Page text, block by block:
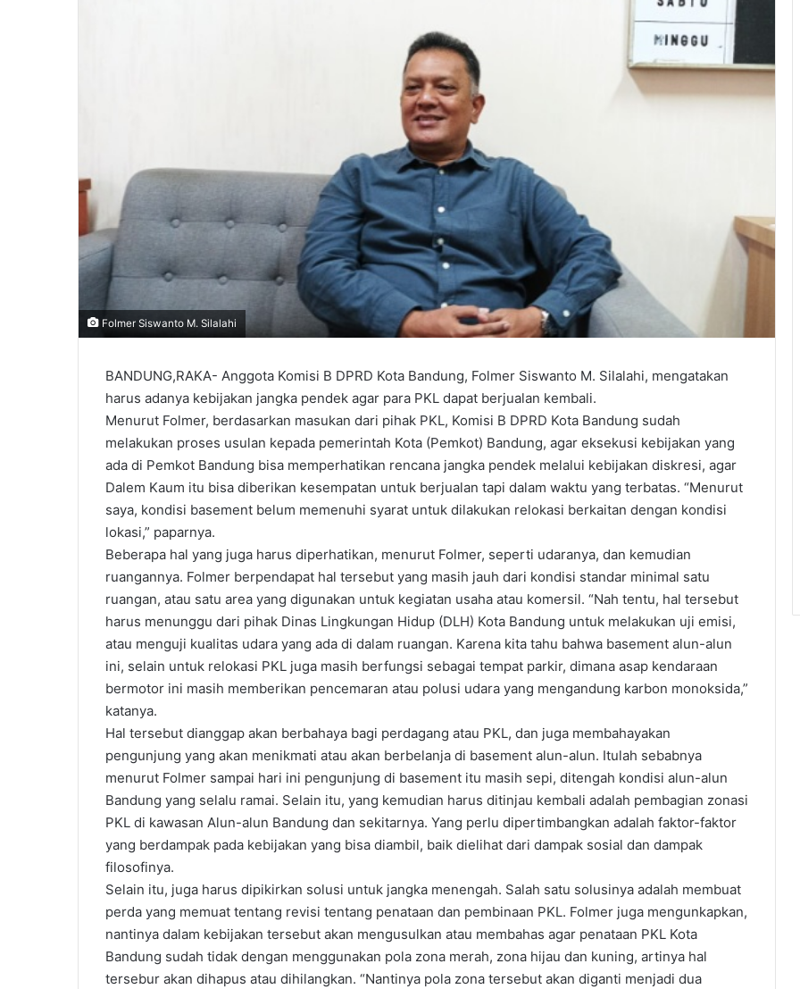
Folmer Siswanto M. Silalahi
BANDUNG,RAKA- Anggota Komisi B DPRD Kota Bandung, Folmer Siswanto M. Silalahi, mengatakan
harus adanya kebijakan jangka pendek agar para PKL dapat berjualan kembali.
Menurut Folmer, berdasarkan masukan dari pihak PKL, Komisi B DPRD Kota Bandung sudah
melakukan proses usulan kepada pemerintah Kota (Pemkot) Bandung, agar eksekusi kebijakan yang
ada di Pemkot Bandung bisa memperhatikan rencana jangka pendek melalui kebijakan diskresi, agar
Dalem Kaum itu bisa diberikan kesempatan untuk berjualan tapi dalam waktu yang terbatas. “Menurut
saya, kondisi basement belum memenuhi syarat untuk dilakukan relokasi berkaitan dengan kondisi
lokasi,” paparnya.
Beberapa hal yang juga harus diperhatikan, menurut Folmer, seperti udaranya, dan kemudian
ruangannya. Folmer berpendapat hal tersebut yang masih jauh dari kondisi standar minimal satu
ruangan, atau satu area yang digunakan untuk kegiatan usaha atau komersil. “Nah tentu, hal tersebut
harus menunggu dari pihak Dinas Lingkungan Hidup (DLH) Kota Bandung untuk melakukan uji emisi,
atau menguji kualitas udara yang ada di dalam ruangan. Karena kita tahu bahwa basement alun-alun
ini, selain untuk relokasi PKL juga masih berfungsi sebagai tempat parkir, dimana asap kendaraan
bermotor ini masih memberikan pencemaran atau polusi udara yang mengandung karbon monoksida,”
katanya.
Hal tersebut dianggap akan berbahaya bagi perdagang atau PKL, dan juga membahayakan
pengunjung yang akan menikmati atau akan berbelanja di basement alun-alun. Itulah sebabnya
menurut Folmer sampai hari ini pengunjung di basement itu masih sepi, ditengah kondisi alun-alun
Bandung yang selalu ramai. Selain itu, yang kemudian harus ditinjau kembali adalah pembagian zonasi
PKL di kawasan Alun-alun Bandung dan sekitarnya. Yang perlu dipertimbangkan adalah faktor-faktor
yang berdampak pada kebijakan yang bisa diambil, baik dielihat dari dampak sosial dan dampak
filosofinya.
Selain itu, juga harus dipikirkan solusi untuk jangka menengah. Salah satu solusinya adalah membuat
perda yang memuat tentang revisi tentang penataan dan pembinaan PKL. Folmer juga mengunkapkan,
nantinya dalam kebijakan tersebut akan mengusulkan atau membahas agar penataan PKL Kota
Bandung sudah tidak dengan menggunakan pola zona merah, zona hijau dan kuning, artinya hal
tersebur akan dihapus atau dihilangkan. “Nantinya pola zona tersebut akan diganti menjadi dua